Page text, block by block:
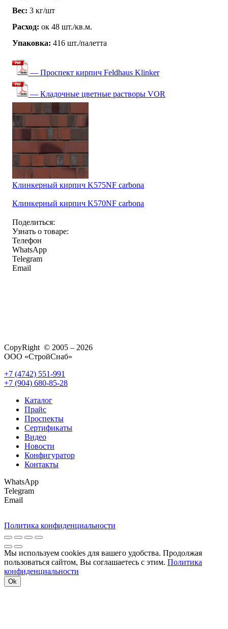
Вес: 3 кг/шт
Расход: ок 48 шт./кв.м.
Упаковка: 416 шт./палетта
— Проспект кирпич Feldhaus Klinker
— Кладочные цветные растворы VOR
Клинкерный кирпич K575NF carbona
Клинкерный кирпич K570NF carbona
Поделиться:
Узнать о товаре:
Телефон
WhatsApp
Telegram
Email
CopyRight © 2005 – 2026
ООО «СтройСнаб»
+7 (4742) 551-991
+7 (904) 680-85-28
Каталог
Прайс
Проспекты
Сертификаты
Видео
Новости
Конфигуратор
Контакты
WhatsApp
Telegram
Email
Политика конфиденциальности
Мы используем cookies для вашего удобства. Продолжая
пользоваться сайтом, Вы соглашаетесь с этим. Политика
конфиденциальности
Ok